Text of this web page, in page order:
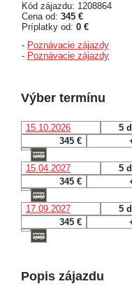
Kód zájazdu: 1208864
Cena od: 345 €
Príplatky od: 0 €
- Poznávacie zájazdy
- Poznávacie zájazdy
Výber termínu
15.10.2026 5
345 €
15.04.2027 5
345 €
17.09.2027 5
345 €
Popis zájazdu